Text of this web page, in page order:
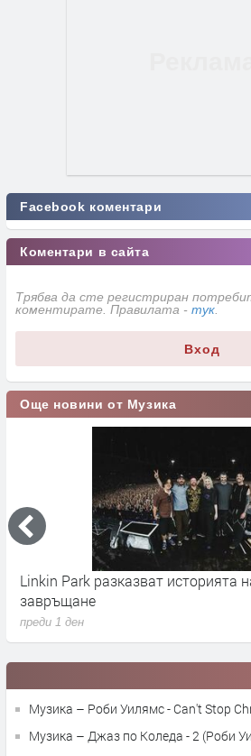
Facebook коментари
Коментари в сайта
Трябва да сте регистриран
коментирате. Правилата - тук
Вход
Още новини от Музика
Linkin Park разказват историята
завръщане
преди 1 ден
Музика – Роби Уилямс - Can't Stop
Музика – Джаз по Коледа - 2 (Роби